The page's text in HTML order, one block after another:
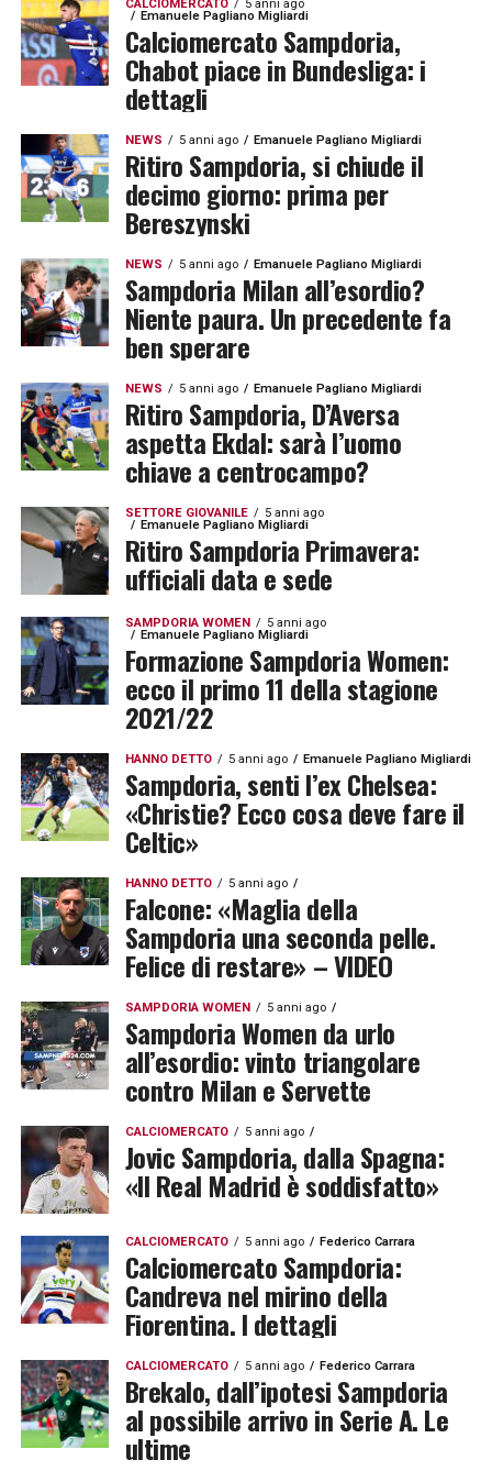
CALCIOMERCATO
5 anni ago
Emanuele Pagliano Migliardi
Calciomercato Sampdoria,
Chabot piace in Bundesliga: i
dettagli
NEWS 5 anni ago Emanuele Pagliano Migliardi
Ritiro Sampdoria, si chiude il
decimo giorno: prima per
Bereszynski
NEWS 5 anni ago Emanuele Pagliano Migliardi
Sampdoria Milan all’esordio?
Niente paura. Un precedente fa
ben sperare
NEWS 5 anni ago Emanuele Pagliano Migliardi
Ritiro Sampdoria, D’Aversa
aspetta Ekdal: sarà l’uomo
chiave a centrocampo?
SETTORE GIOVANILE
5 anni ago
Emanuele Pagliano Migliardi
Ritiro Sampdoria Primavera:
ufficiali data e sede
SAMPDORIA WOMEN
5 anni ago
Emanuele Pagliano Migliardi
Formazione Sampdoria Women:
ecco il primo 11 della stagione
2021/22
HANNO DETTO 5 anni ago Emanuele Pagliano Migliardi
Sampdoria, senti l’ex Chelsea:
«Christie? Ecco cosa deve fare il
Celtic»
HANNO DETTO 5 anni ago
Falcone: «Maglia della
Sampdoria una seconda pelle.
Felice di restare» – VIDEO
SAMPDORIA WOMEN 5 anni ago
Sampdoria Women da urlo
all’esordio: vinto triangolare
contro Milan e Servette
CALCIOMERCATO 5 anni ago
Jovic Sampdoria, dalla Spagna:
«Il Real Madrid è soddisfatto»
CALCIOMERCATO 5 anni ago Federico Carrara
Calciomercato Sampdoria:
Candreva nel mirino della
Fiorentina. I dettagli
CALCIOMERCATO 5 anni ago Federico Carrara
Brekalo, dall’ipotesi Sampdoria
al possibile arrivo in Serie A. Le
ultime